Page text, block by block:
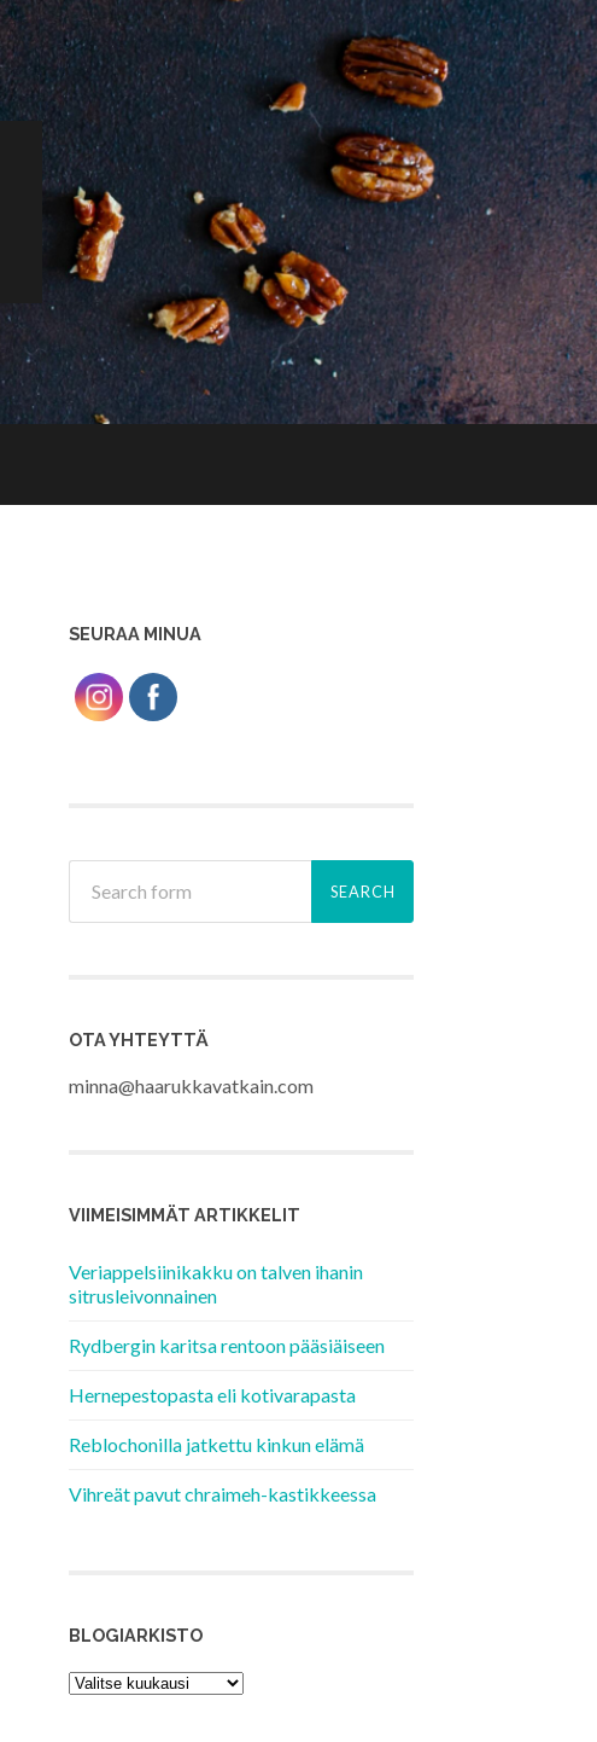
SEURAA MINUA
OTA YHTEYTTÄ
minna@haarukkavatkain.com
VIIMEISIMMÄT ARTIKKELIT
Veriappelsiinikakku on talven ihanin
sitrusleivonnainen
Rydbergin karitsa rentoon pääsiäiseen
Hernepestopasta eli kotivarapasta
Reblochonilla jatkettu kinkun elämä
Vihreät pavut chraimeh-kastikkeessa
BLOGIARKISTO
Blogiarkisto